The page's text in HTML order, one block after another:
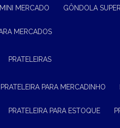
MERCADO GÔNDOLA
MERCADOS
PRATELEIRAS
PRATELEIRA PARA MERCADINHO
PRATELEIRA PARA ESTOQUE